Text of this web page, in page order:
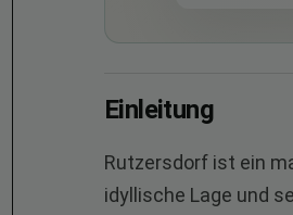
Einleitung
Rutzersdorf ist ein
idyllische Lage und